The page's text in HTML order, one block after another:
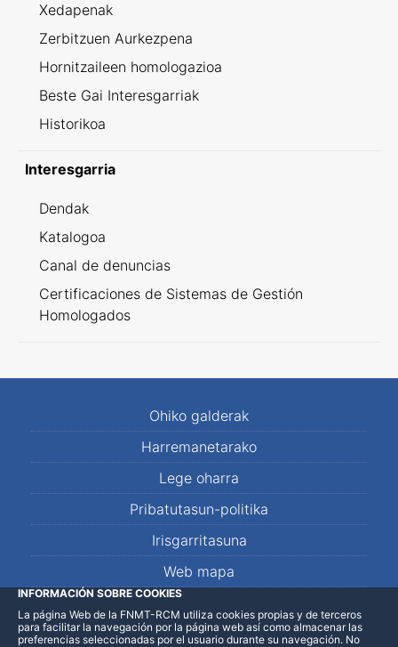
Xedapenak
Zerbitzuen Aurkezpena
Hornitzaileen homologazioa
Beste Gai Interesgarriak
Historikoa
Interesgarria
Dendak
Katalogoa
Canal de denuncias
Certificaciones de Sistemas de Gestión
Homologados
Ohiko galderak
Harremanetarako
Lege oharra
Pribatutasun-politika
Irisgarritasuna
Web mapa
LinkedInFacebookWhatsApp
INFORMACIÓN SOBRE COOKIES
La página Web de la FNMT-RCM utiliza cookies propias y de terceros
para facilitar la navegación por la página web así como almacenar las
preferencias seleccionadas por el usuario durante su navegación. No